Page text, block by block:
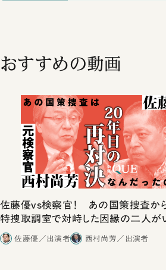
おすすめの動画
佐藤優vs検察官！ あの国策捜査から
特捜取調室で対峙した因縁の二人が
合ったこと
佐藤優／出演者 西村尚芳／出演者